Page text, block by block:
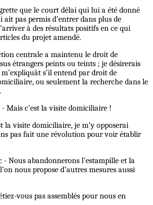
que le court délai qui lui a été donné
pas permis d’entrer dans plus de
à des résultats positifs en ce qui
du projet amendé.
centrale a maintenu le droit de
étrangers peints ou teints ; je désirerais
s’il entend par droit de
ou seulement la recherche dans le
Mais c’est la visite domiciliaire !
la visite domiciliaire, je m’y opposerai
pas fait une révolution pour voir établir
. - Nous abandonnerons l’estampille et la
nous propose d’autres mesures aussi
vous pas assemblés pour nous en